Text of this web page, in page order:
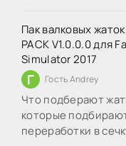
Пак валковых жаток
PACK V1.0.0.0 для
Simulator 2017
Г Гость Andrey
Что подберают
которые
переработки в